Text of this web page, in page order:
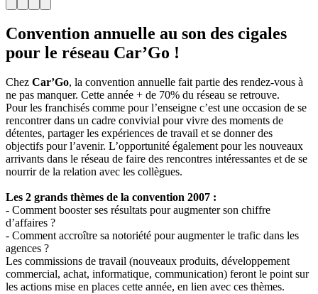
Convention annuelle au son des cigales
pour le réseau Car’Go !
Chez Car’Go, la convention annuelle fait partie des rendez-vous à
ne pas manquer. Cette année + de 70% du réseau se retrouve.
Pour les franchisés comme pour l’enseigne c’est une occasion de se
rencontrer dans un cadre convivial pour vivre des moments de
détentes, partager les expériences de travail et se donner des
objectifs pour l’avenir. L’opportunité également pour les nouveaux
arrivants dans le réseau de faire des rencontres intéressantes et de se
nourrir de la relation avec les collègues.
Les 2 grands thèmes de la convention 2007 :
- Comment booster ses résultats pour augmenter son chiffre
d’affaires ?
- Comment accroître sa notoriété pour augmenter le trafic dans les
agences ?
Les commissions de travail (nouveaux produits, développement
commercial, achat, informatique, communication) feront le point sur
les actions mise en places cette année, en lien avec ces thèmes.